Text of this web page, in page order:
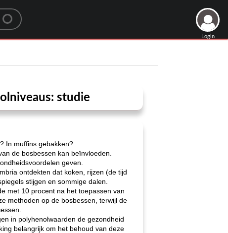
Login
studie
In muffins gebakken?
de bosbessen kan beïnvloeden.
geven.
ontdekten dat koken, rijzen (de tijd
stijgen en sommige dalen.
met 10 procent na het toepassen van
methoden op de bosbessen, terwijl de
in polyhenolwaarden de gezondheid
belangrijk om het behoud van deze